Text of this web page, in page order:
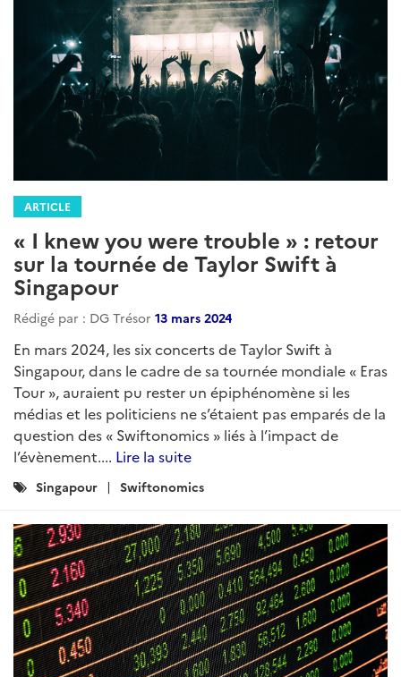
ARTICLE
« I knew you were trouble » : retour
sur la tournée de Taylor Swift à
Singapour
Rédigé par : DG Trésor 13 mars 2024
En mars 2024, les six concerts de Taylor Swift à
Singapour, dans le cadre de sa tournée mondiale « Eras
Tour », auraient pu rester un épiphénomène si les
médias et les politiciens ne s’étaient pas emparés de la
question des « Swiftonomics » liés à l’impact de
l’évènement.... Lire la suite
Catégories
Singapour Swiftonomics